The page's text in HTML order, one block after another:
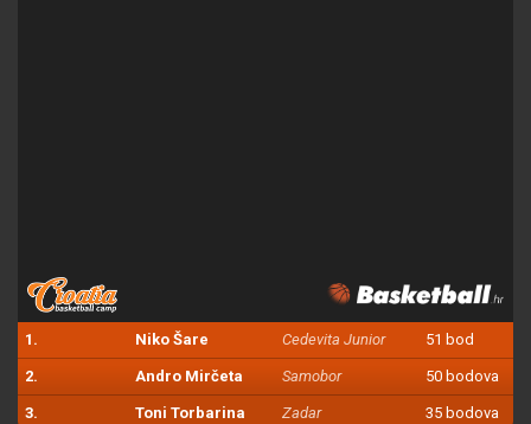
1. Niko Šare Cedevita Junior 51 bod
2. Andro Mirčeta Samobor 50 bodova
3. Toni Torbarina Zadar 35 bodova